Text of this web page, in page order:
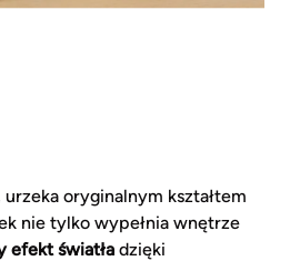
urzeka oryginalnym kształtem
nie tylko wypełnia wnętrze
efekt światła dzięki